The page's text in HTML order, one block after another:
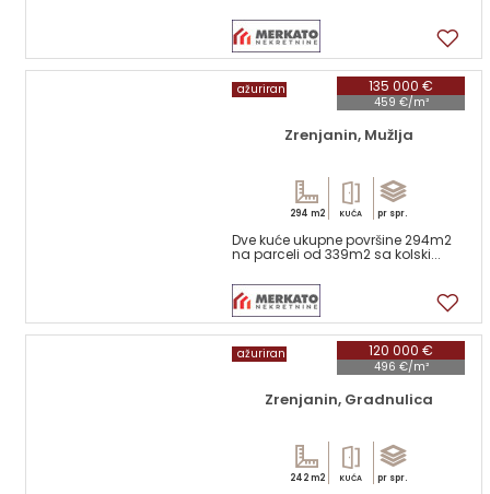
135 000 €
459 €/m²
ažuriran
Zrenjanin, Mužlja
294 m2 KUĆA pr spr.
Dve kuće ukupne površine 294m2
na parceli od 339m2 sa kolski...
120 000 €
496 €/m²
ažuriran
Zrenjanin, Gradnulica
242 m2 KUĆA pr spr.